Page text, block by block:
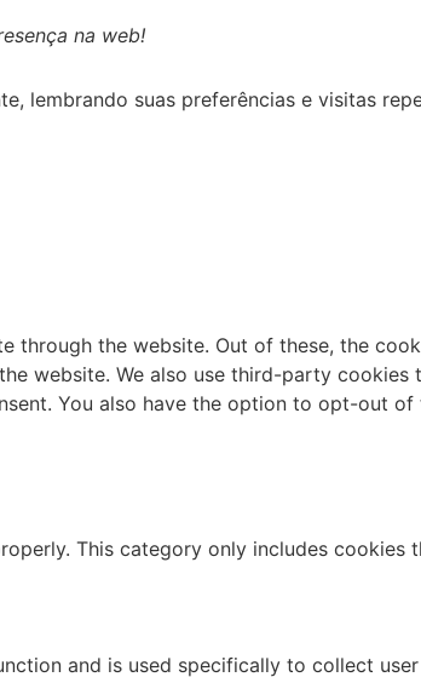
na web!
lembrando suas preferências e visitas
through the website. Out of these, the
website. We also use third-party cookies
You also have the option to opt-out
This category only includes
and is used specifically to collect